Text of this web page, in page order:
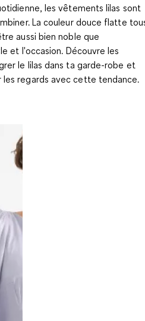
les vêtements lilas sont
La couleur douce flatte
aussi bien noble que
et l'occasion. Découvre les
le lilas dans ta garde-robe et
regards avec cette tendance.